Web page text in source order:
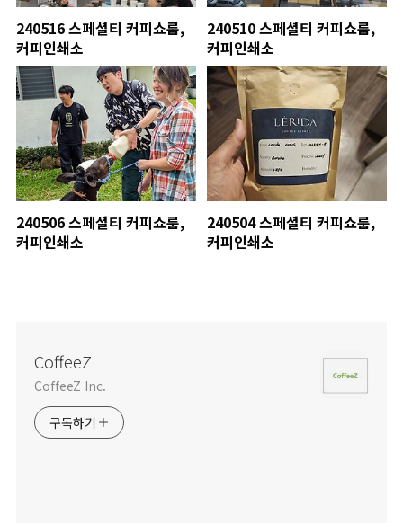
240516 스페셜티 커피쇼룸,
커피인쇄소
240510 스페셜티 커피쇼룸,
커피인쇄소
240506 스페셜티 커피쇼룸,
커피인쇄소
240504 스페셜티 커피쇼룸,
커피인쇄소
CoffeeZ
CoffeeZ Inc.
구독하기